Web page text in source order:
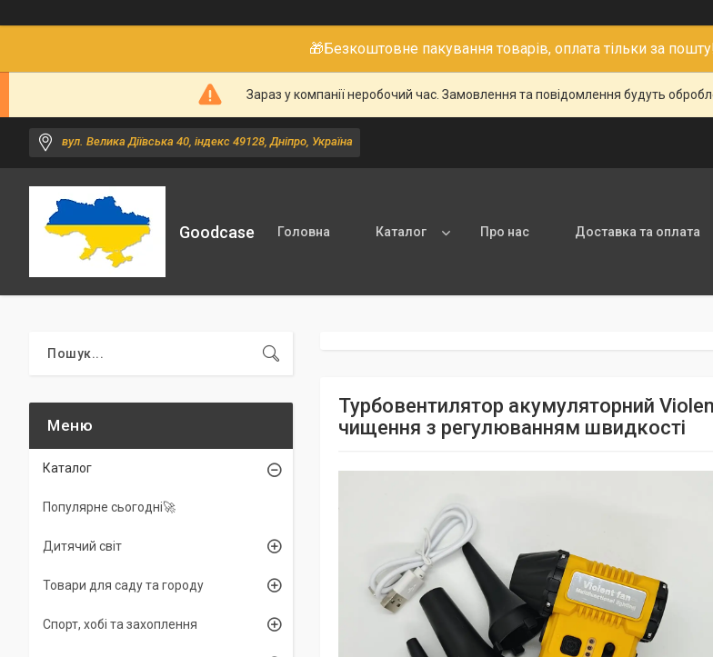
🎁Безкоштовне пакування товарів, оплата тільки за
Зараз у компанії неробочий час. Замовлення та повідомлення будуть
вул. Велика Діївська 40, індекс 49128, Дніпро, Україна
Goodcase Головна Каталог Про нас Доставка та оплата
Турбовентилятор акумуляторний
чищення з регулюванням швидкості
Каталог
Популярне сьогодні🚀
Дитячий світ
Товари для саду та городу
Спорт, хобі та захоплення